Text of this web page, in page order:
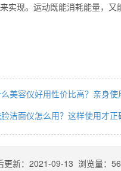
实现。运动既能消耗能量，又
美容仪好用性价比高？亲身使
洁面仪怎么用？这样使用才正
新： 2021-09-13 浏览量：